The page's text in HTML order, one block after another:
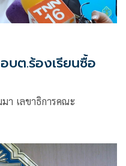
บต.ร้องเรียนซื้อ
า เลขาธิการคณะ